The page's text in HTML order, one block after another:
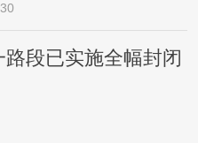
段已实施全幅封闭